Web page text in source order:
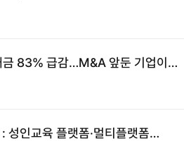
터 | M&A 센터
금 83% 급감…M&A 앞둔 기업이
성인교육 플랫폼·멀티플랫폼